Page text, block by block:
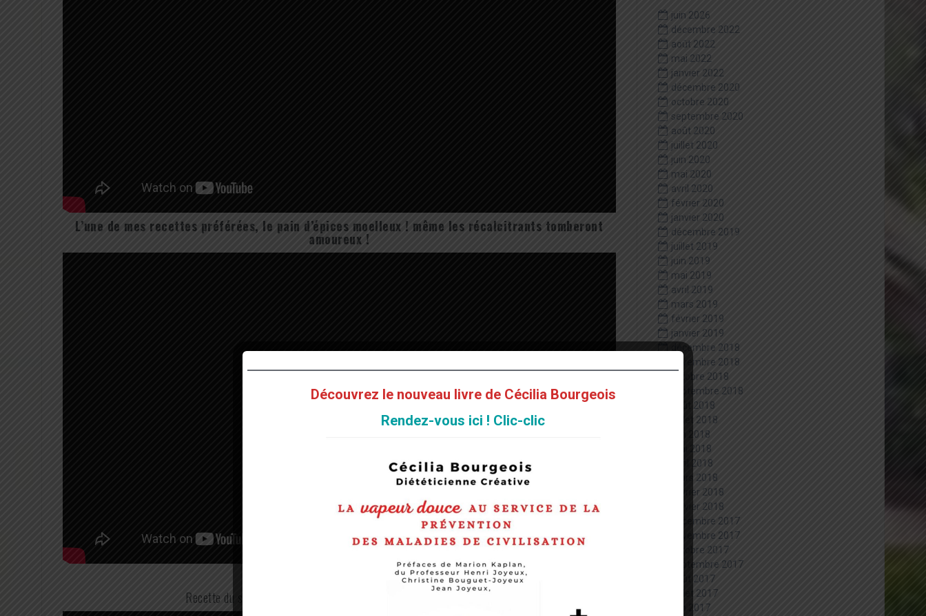
L’une de mes recettes préférées, le pain d’épices moelleux ! même les récalcitrants tomberont
amoureux !
Recette du saumon et cabillaud accompagnés des légumes de saison
juin 2026
décembre 2022
août 2022
mai 2022
janvier 2022
décembre 2020
octobre 2020
septembre 2020
août 2020
juillet 2020
juin 2020
mai 2020
avril 2020
février 2020
janvier 2020
décembre 2019
juillet 2019
juin 2019
mai 2019
avril 2019
mars 2019
février 2019
janvier 2019
décembre 2018
novembre 2018
octobre 2018
septembre 2018
août 2018
juillet 2018
juin 2018
mai 2018
avril 2018
mars 2018
février 2018
janvier 2018
décembre 2017
novembre 2017
octobre 2017
septembre 2017
août 2017
juillet 2017
juin 2017
Découvrez le nouveau livre de Cécilia Bourgeois
Rendez-vous ici ! Clic-clic